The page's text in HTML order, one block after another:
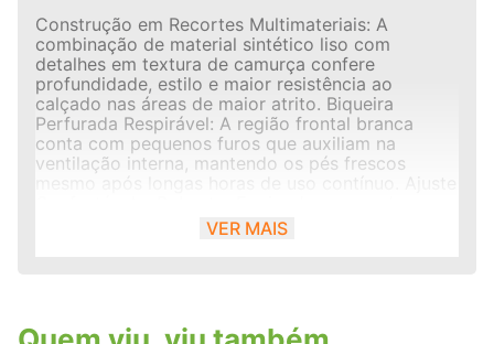
Construção em Recortes Multimateriais: A
combinação de material sintético liso com
detalhes em textura de camurça confere
profundidade, estilo e maior resistência ao
calçado nas áreas de maior atrito. Biqueira
Perfurada Respirável: A região frontal branca
conta com pequenos furos que auxiliam na
ventilação interna, mantendo os pés frescos
mesmo após longas horas de uso contínuo. Ajuste
grossos e achatados na cor preta, o modelo
oferece excelente suporte e firmeza. A lingueta
VER MAIS